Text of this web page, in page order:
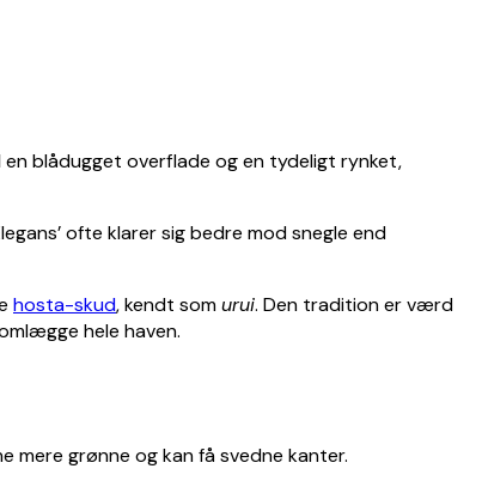
en blådugget overflade og en tydeligt rynket,
ofte klarer sig bedre mod snegle end
hosta-skud, kendt somurui. Den tradition er værd
hele haven.
mere grønne og kan få svedne kanter.